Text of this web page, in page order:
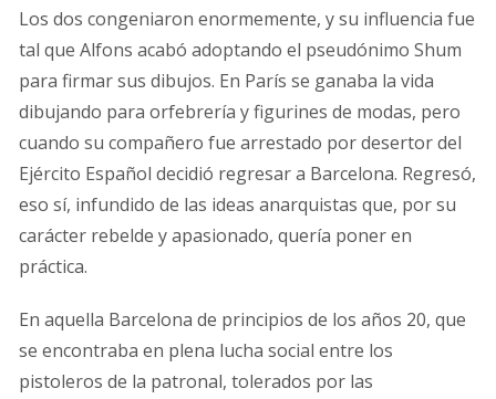
Los dos congeniaron enormemente, y su influencia fue
tal que Alfons acabó adoptando el pseudónimo Shum
para firmar sus dibujos. En París se ganaba la vida
dibujando para orfebrería y figurines de modas, pero
cuando su compañero fue arrestado por desertor del
Ejército Español decidió regresar a Barcelona. Regresó,
eso sí, infundido de las ideas anarquistas que, por su
carácter rebelde y apasionado, quería poner en
práctica.
En aquella Barcelona de principios de los años 20, que
se encontraba en plena lucha social entre los
pistoleros de la patronal, tolerados por las